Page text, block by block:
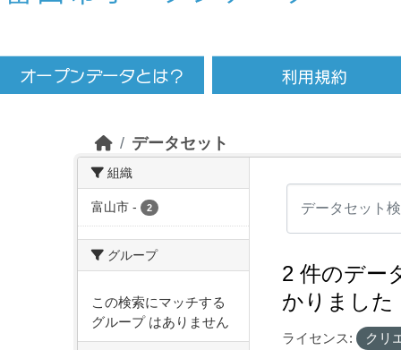
データセット
組織
富山市 - 2
グループ
この検索にマッチする
グループ はありません
2 件のデー
かりました
ライセンス:
クリ